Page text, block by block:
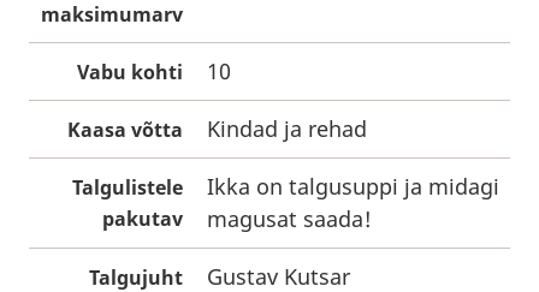
maksimumarv
Vabu kohti 10
Kaasa võtta Kindad ja rehad
Talgulistele
pakutav
Ikka on talgusuppi ja midagi
magusat saada!
Talgujuht Gustav Kutsar